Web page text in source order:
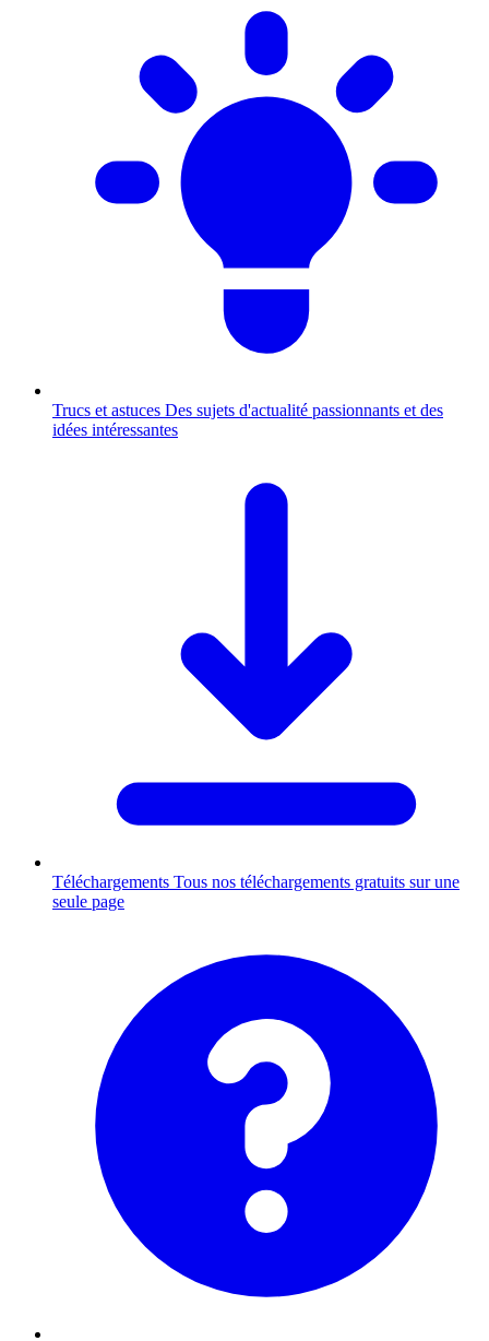
Trucs et astuces Des sujets d'actualité passionnants et des
idées intéressantes
Téléchargements Tous nos téléchargements gratuits sur une
seule page